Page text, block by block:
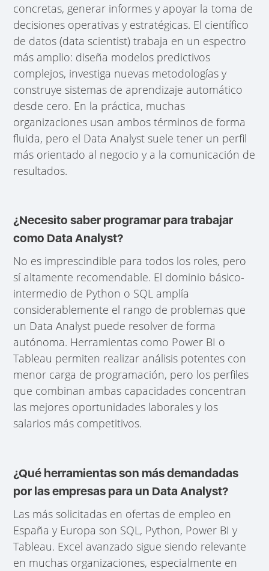
concretas, generar informes y apoyar la toma de
decisiones operativas y estratégicas. El científico
de datos (data scientist) trabaja en un espectro
más amplio: diseña modelos predictivos
complejos, investiga nuevas metodologías y
construye sistemas de aprendizaje automático
desde cero. En la práctica, muchas
organizaciones usan ambos términos de forma
fluida, pero el Data Analyst suele tener un perfil
más orientado al negocio y a la comunicación de
resultados.
¿Necesito saber programar para trabajar
como Data Analyst?
No es imprescindible para todos los roles, pero
sí altamente recomendable. El dominio básico-
intermedio de Python o SQL amplía
considerablemente el rango de problemas que
un Data Analyst puede resolver de forma
autónoma. Herramientas como Power BI o
Tableau permiten realizar análisis potentes con
menor carga de programación, pero los perfiles
que combinan ambas capacidades concentran
las mejores oportunidades laborales y los
salarios más competitivos.
¿Qué herramientas son más demandadas
por las empresas para un Data Analyst?
Las más solicitadas en ofertas de empleo en
España y Europa son SQL, Python, Power BI y
Tableau. Excel avanzado sigue siendo relevante
en muchas organizaciones, especialmente en